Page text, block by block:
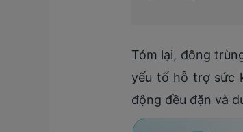
Tóm lại, đông
yếu tố hỗ trợ sức
động đều đặn và